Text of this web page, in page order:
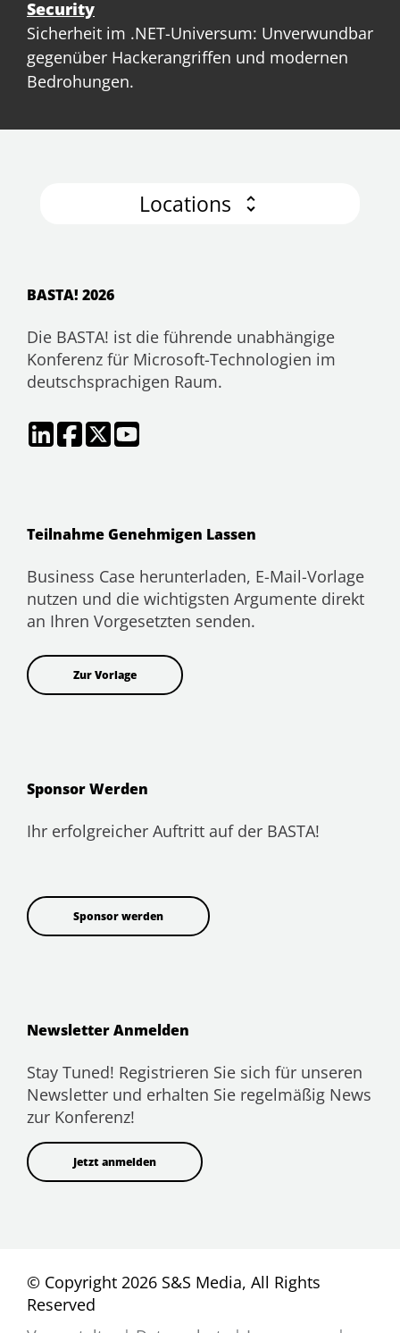
Security
Sicherheit im .NET-Universum: Unverwundbar
gegenüber Hackerangriffen und modernen
Bedrohungen.
Locations
BASTA! 2026
Die BASTA! ist die führende unabhängige
Konferenz für Microsoft-Technologien im
deutschsprachigen Raum.
Teilnahme Genehmigen Lassen
Business Case herunterladen, E-Mail-Vorlage
nutzen und die wichtigsten Argumente direkt
an Ihren Vorgesetzten senden.
Zur Vorlage
Sponsor Werden
Ihr erfolgreicher Auftritt auf der BASTA!
Sponsor werden
Newsletter Anmelden
Stay Tuned! Registrieren Sie sich für unseren
Newsletter und erhalten Sie regelmäßig News
zur Konferenz!
Jetzt anmelden
© Copyright 2026 S&S Media, All Rights
Reserved